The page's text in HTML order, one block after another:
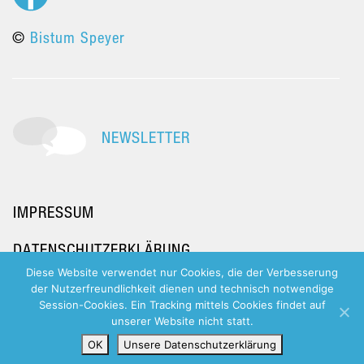
© Bistum Speyer
NEWSLETTER
IMPRESSUM
DATENSCHUTZERKLÄRUNG
Diese Website verwendet nur Cookies, die der Verbesserung
der Nutzerfreundlichkeit dienen und technisch notwendige
Session-Cookies. Ein Tracking mittels Cookies findet auf
unserer Website nicht statt.
OK
Unsere Datenschutzerklärung